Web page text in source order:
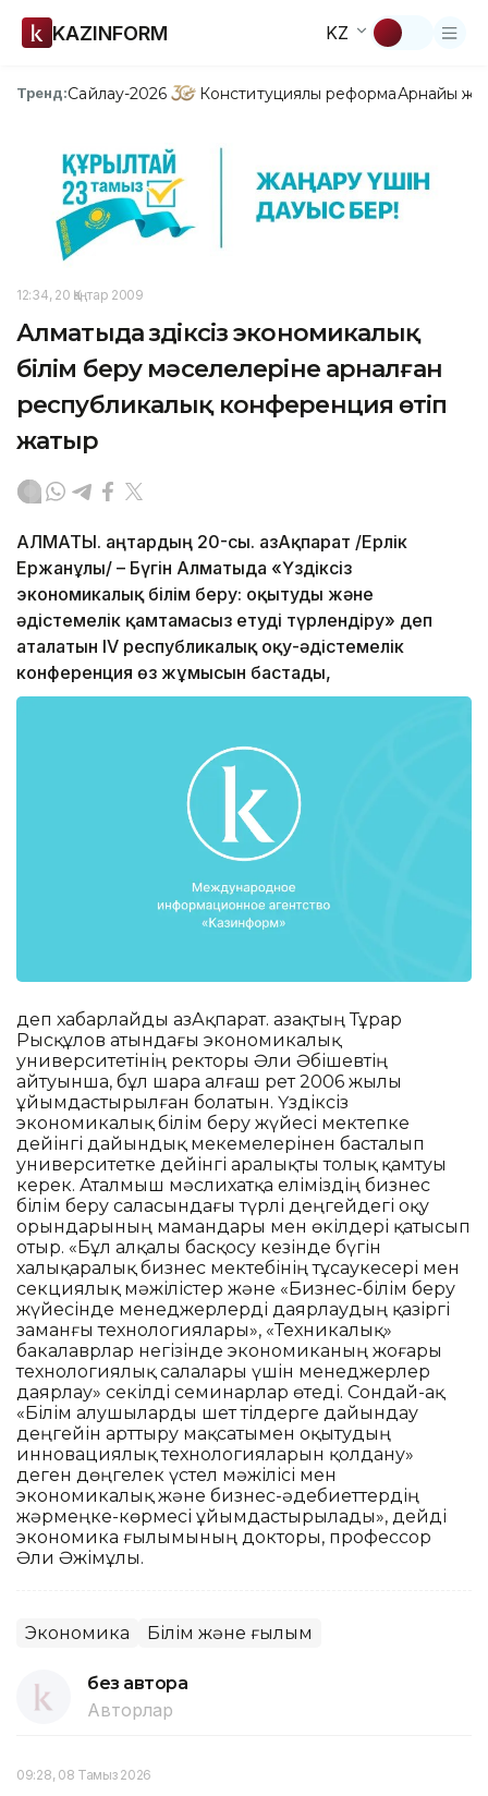
KAZINFORM KZ
Тренд:Сайлау-2026 Конституциялық реформаАрнайы
12:34, 20 Қаңтар 2009
Алматыда үздіксіз экономикалық
білім беру мәселелеріне арналған
республикалық конференция өтіп
жатыр
АЛМАТЫ. Қаңтардың 20-сы. ҚазАқпарат /Ерлік
Ержанұлы/ – Бүгін Алматыда «Үздіксіз
экономикалық білім беру: оқытуды және
әдістемелік қамтамасыз етуді түрлендіру» деп
аталатын IV республикалық оқу-әдістемелік
конференция өз жұмысын бастады,
деп хабарлайды ҚазАқпарат. Қазақтың Тұрар
Рысқұлов атындағы экономикалық
университетінің ректоры Әли Әбішевтің
айтуынша, бұл шара алғаш рет 2006 жылы
ұйымдастырылған болатын. Үздіксіз
экономикалық білім беру жүйесі мектепке
дейінгі дайындық мекемелерінен басталып
университетке дейінгі аралықты толық қамтуы
керек. Аталмыш мәслихатқа еліміздің бизнес
білім беру саласындағы түрлі деңгейдегі оқу
орындарының мамандары мен өкілдері қатысып
отыр. «Бұл алқалы басқосу кезінде бүгін
халықаралық бизнес мектебінің тұсаукесері мен
секциялық мәжілістер және «Бизнес-білім беру
жүйесінде менеджерлерді даярлаудың қазіргі
заманғы технологиялары», «Техникалық»
бакалаврлар негізінде экономиканың жоғары
технологиялық салалары үшін менеджерлер
даярлау» секілді семинарлар өтеді. Сондай-ақ
«Білім алушыларды шет тілдерге дайындау
деңгейін арттыру мақсатымен оқытудың
инновациялық технологияларын қолдану»
деген дөңгелек үстел мәжілісі мен
экономикалық және бизнес-әдебиеттердің
жәрмеңке-көрмесі ұйымдастырылады», дейді
экономика ғылымының докторы, профессор
Әли Әжімұлы.
Экономика Білім және ғылым
без автора
Авторлар
09:28, 08 Тамыз 2026